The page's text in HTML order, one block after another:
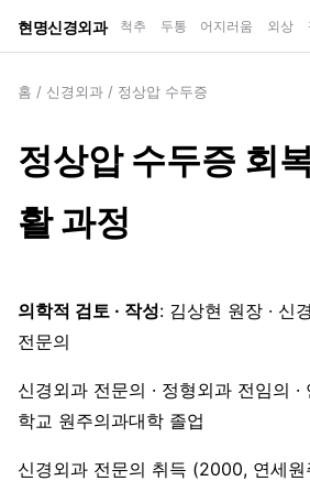
현명신경외과 척추 두통 어지러움 외상
홈 / 신경외과 / 정상압 수두증
정상압 수두증 회
활 과정
의학적 검토 · 작성: 김상현 원장 · 신
전문의
신경외과 전문의 · 정형외과 전임의 ·
학교 원주의과대학 졸업
신경외과 전문의 취득 (2000, 연세원